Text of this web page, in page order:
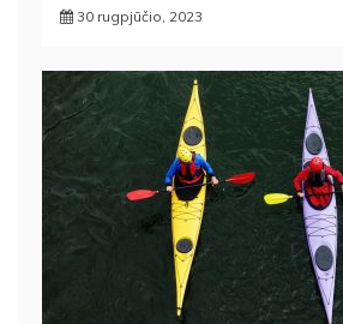
30 rugpjūčio, 2023